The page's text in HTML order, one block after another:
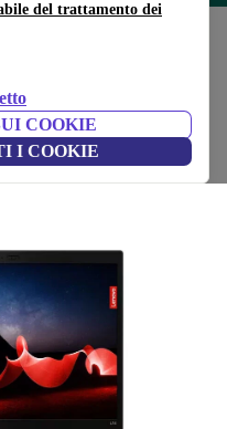
del trattamento dei
COOKIE
I COOKIE
|
tastiera |
556,46 €
Nuovo: 1.399,00 €